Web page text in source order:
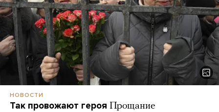
НОВОСТИ
Так провожают героя Прощание